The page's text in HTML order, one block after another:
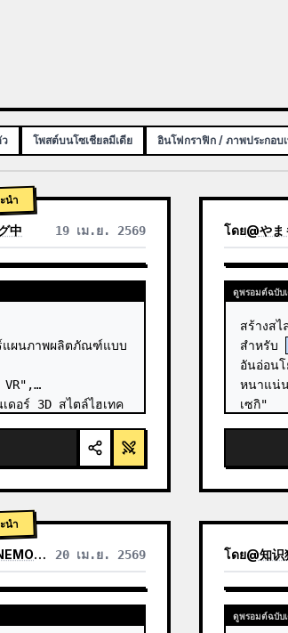
โพสต์บนโซเชียลมีเดีย อินโฟกราฟิก / ภาพประกอบ
นำ
中 19 เม.ย. 2569
แผนภาพผลิตภัณฑ์แบบ
VR",
ดอร์ 3D สไตล์ไฮเทค
ไล่เฉดสีม่วงและน้ำเงิน
โดย@やま
ดูพรอมต์ฉบับ
สร้างส
สำหรับ
อันอ่อน
หนาแน่
เซกิ"
นำ
20 เม.ย. 2569 โดย@知识
ดูพรอมต์ฉบับ